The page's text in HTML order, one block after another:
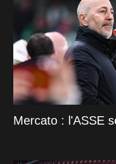
Mercato : l'ASSE